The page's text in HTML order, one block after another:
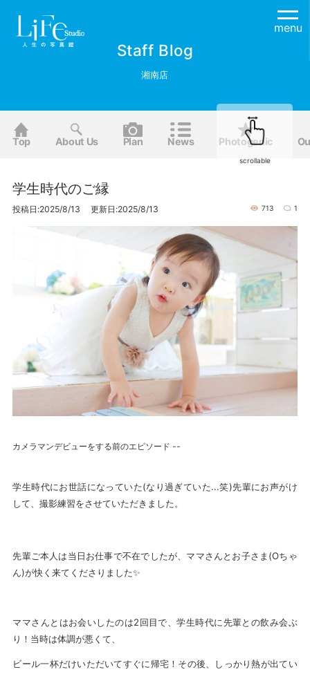
menu
Staff Blog
湘南店
Top About Us Plan News Photogenic
学生時代のご縁
投稿日:2025/8/13 更新日:2025/8/13 713 1
カメラマンデビューをする前のエピソード --
学生時代にお世話になっていた(なり過ぎていた...笑)先輩にお声がけ
して、撮影練習をさせていただきました。
先輩ご本人は当日お仕事で不在でしたが、ママさんとお子さま(Oちゃ
ん)が快く来てくださりました✨
ママさんとはお会いしたのは2回目で、学生時代に先輩との飲み会ぶ
り！当時は体調が悪くて、
ビール一杯だけいただいてすぐに帰宅！その後、しっかり熱が出てい